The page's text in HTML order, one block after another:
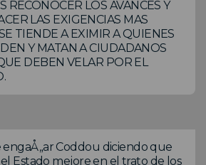
RECONOCER LOS AVANCES Y
LAS EXIGENCIAS MAS
TIENDE A EXIMIR A QUIENES
Y MATAN A CIUDADANOS
DEBEN VELAR POR EL
Coddou diciendo que
Estado mejore en el trato de los